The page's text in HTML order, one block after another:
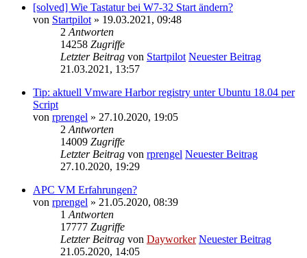
[solved] Wie Tastatur bei W7-32 Start ändern?
von Startpilot » 19.03.2021, 09:48
2 Antworten
14258 Zugriffe
Letzter Beitrag von Startpilot Neuester Beitrag
21.03.2021, 13:57
Tip: aktuell Vmware Harbor registry unter Ubuntu 18.04 per
Script
von rprengel » 27.10.2020, 19:05
2 Antworten
14009 Zugriffe
Letzter Beitrag von rprengel Neuester Beitrag
27.10.2020, 19:29
APC VM Erfahrungen?
von rprengel » 21.05.2020, 08:39
1 Antworten
17777 Zugriffe
Letzter Beitrag von Dayworker Neuester Beitrag
21.05.2020, 14:05